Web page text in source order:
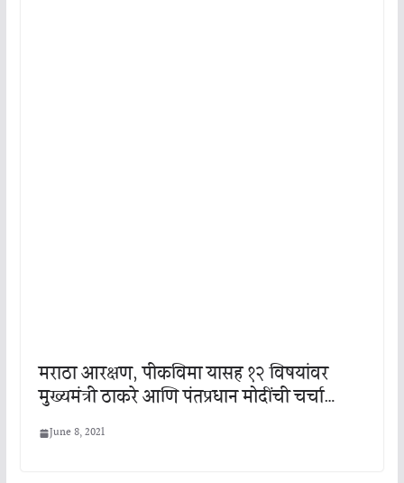
मराठा आरक्षण, पीकविमा यासह १२ विषयांवर
मुख्यमंत्री ठाकरे आणि पंतप्रधान मोदींची चर्चा…
June 8, 2021